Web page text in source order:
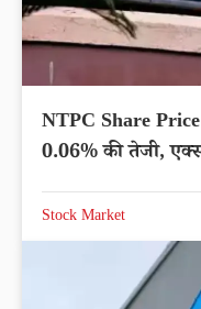
NTPC Share
0.06% की तेजी,
Stock Market